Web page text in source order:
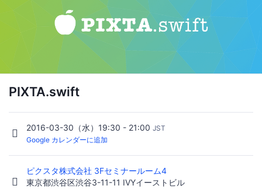
PIXTA.swift
2016-03-30（水）19:30 - 21:00 JST
Google カレンダーに追加
ピクスタ株式会社 3Fセミナールーム4
東京都渋谷区渋谷3-11-11 IVYイーストビル